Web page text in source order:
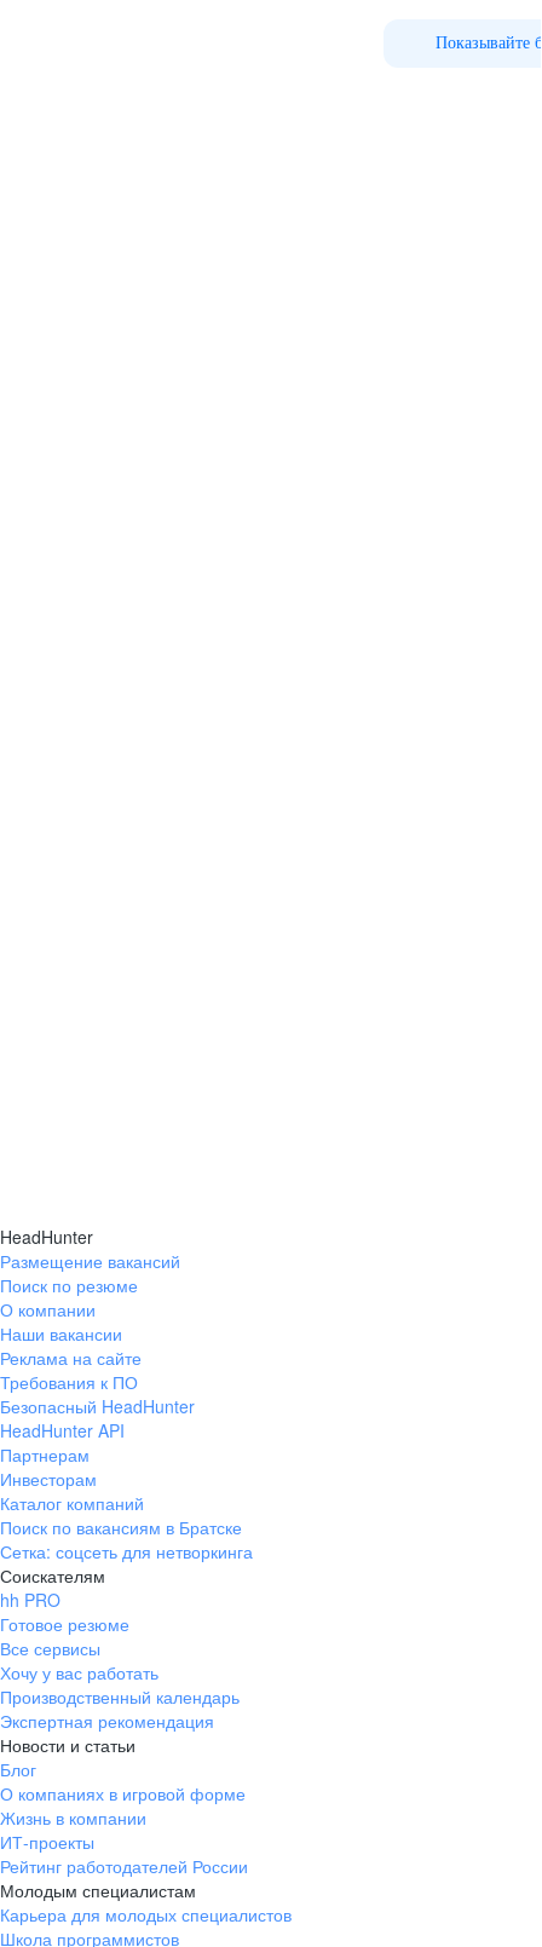
Показывайте
HeadHunter
Размещение вакансий
Поиск по резюме
О компании
Наши вакансии
Реклама на сайте
Требования к ПО
Безопасный HeadHunter
HeadHunter API
Партнерам
Инвесторам
Каталог компаний
Поиск по вакансиям в Братске
Сетка: соцсеть для нетворкинга
Соискателям
hh PRO
Готовое резюме
Все сервисы
Хочу у вас работать
Производственный календарь
Экспертная рекомендация
Новости и статьи
Блог
О компаниях в игровой форме
Жизнь в компании
ИТ-проекты
Рейтинг работодателей России
Молодым специалистам
Карьера для молодых специалистов
Школа программистов